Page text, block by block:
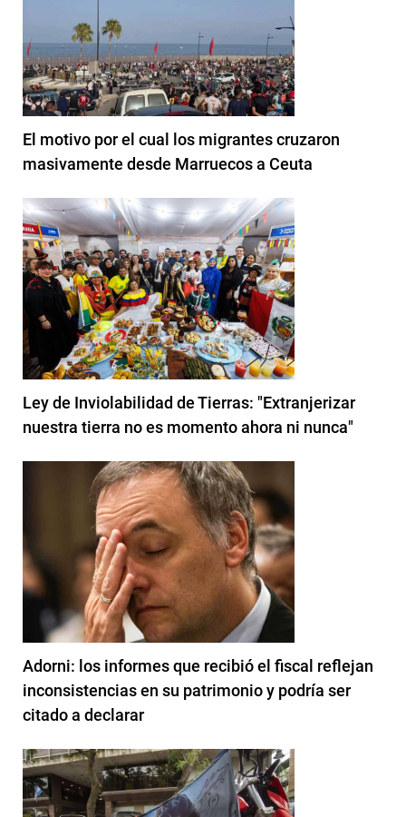
El motivo por el cual los migrantes cruzaron
masivamente desde Marruecos a Ceuta
Ley de Inviolabilidad de Tierras: "Extranjerizar
nuestra tierra no es momento ahora ni nunca"
Adorni: los informes que recibió el fiscal reflejan
inconsistencias en su patrimonio y podría ser
citado a declarar